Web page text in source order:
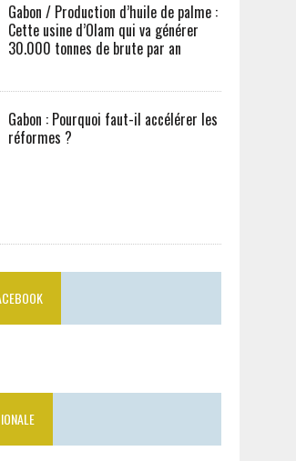
Gabon / Production d’huile de palme :
Cette usine d’Olam qui va générer
30.000 tonnes de brute par an
Gabon : Pourquoi faut-il accélérer les
réformes ?